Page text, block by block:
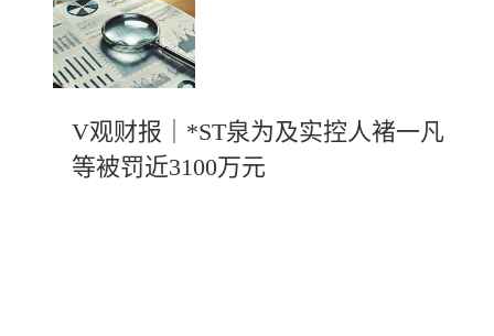
V观财报｜*ST泉为及实控人褚一凡
等被罚近3100万元